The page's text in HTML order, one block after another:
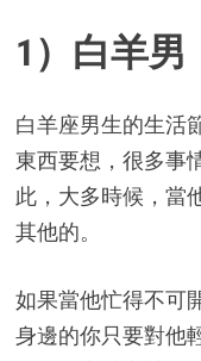
1）白羊
白羊座男生的生活
東西要想，很多事
此，大多時候，當
其他的。
如果當他忙得不可
身邊的你只要對他